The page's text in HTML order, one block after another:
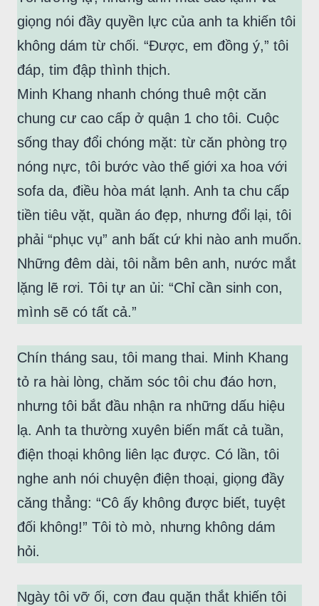
giọng nói đầy quyền lực của anh ta khiến tôi
không dám từ chối. “Được, em đồng ý,” tôi
đáp, tim đập thình thịch.
Minh Khang nhanh chóng thuê một căn
chung cư cao cấp ở quận 1 cho tôi. Cuộc
sống thay đổi chóng mặt: từ căn phòng trọ
nóng nực, tôi bước vào thế giới xa hoa với
sofa da, điều hòa mát lạnh. Anh ta chu cấp
tiền tiêu vặt, quần áo đẹp, nhưng đổi lại, tôi
phải “phục vụ” anh bất cứ khi nào anh muốn.
Những đêm dài, tôi nằm bên anh, nước mắt
lặng lẽ rơi. Tôi tự an ủi: “Chỉ cần sinh con,
mình sẽ có tất cả.”
Chín tháng sau, tôi mang thai. Minh Khang
tỏ ra hài lòng, chăm sóc tôi chu đáo hơn,
nhưng tôi bắt đầu nhận ra những dấu hiệu
lạ. Anh ta thường xuyên biến mất cả tuần,
điện thoại không liên lạc được. Có lần, tôi
nghe anh nói chuyện điện thoại, giọng đầy
căng thẳng: “Cô ấy không được biết, tuyệt
đối không!” Tôi tò mò, nhưng không dám
hỏi.
Ngày tôi vỡ ối, cơn đau quặn thắt khiến tôi